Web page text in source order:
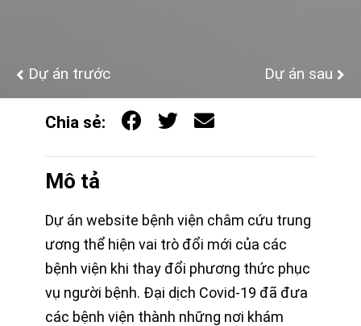
Dự án trước Dự án sau
Chia sẻ:
Mô tả
Dự án website bệnh viện châm cứu trung
ương thể hiện vai trò đổi mới của các
bệnh viện khi thay đổi phương thức phục
vụ người bệnh. Đại dịch Covid-19 đã đưa
các bệnh viện thành những nơi khám